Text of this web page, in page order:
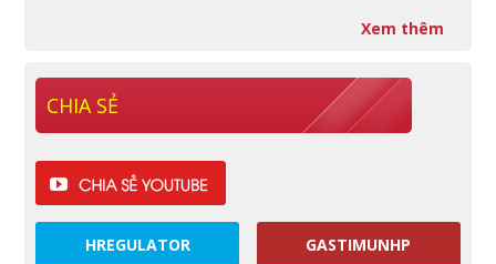
Xem thêm
CHIA SẺ
HREGULATOR GASTIMUNHP